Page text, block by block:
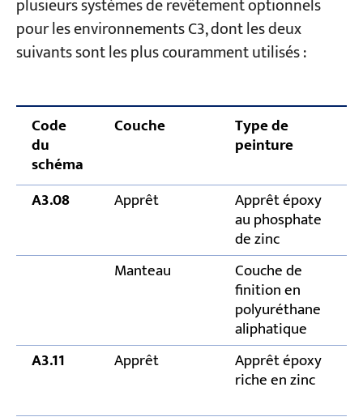
plusieurs systèmes de revêtement optionnels
pour les environnements C3, dont les deux
suivants sont les plus couramment utilisés :
Code
du
schéma
Couche Type de
peinture
A3.08
Apprêt Apprêt époxy
au phosphate
de zinc
Manteau Couche de
finition en
polyuréthane
aliphatique
A3.11 Apprêt Apprêt époxy
riche en zinc